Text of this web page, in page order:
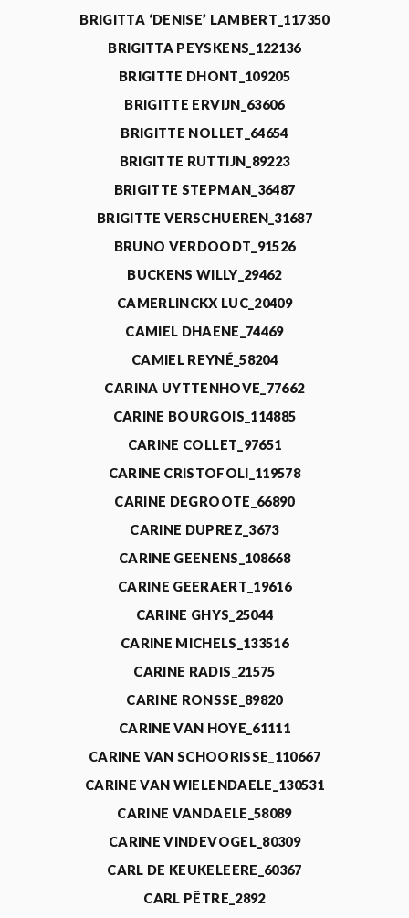
BRIGITTA ‘DENISE’ LAMBERT_117350
BRIGITTA PEYSKENS_122136
BRIGITTE DHONT_109205
BRIGITTE ERVIJN_63606
BRIGITTE NOLLET_64654
BRIGITTE RUTTIJN_89223
BRIGITTE STEPMAN_36487
BRIGITTE VERSCHUEREN_31687
BRUNO VERDOODT_91526
BUCKENS WILLY_29462
CAMERLINCKX LUC_20409
CAMIEL DHAENE_74469
CAMIEL REYNÉ_58204
CARINA UYTTENHOVE_77662
CARINE BOURGOIS_114885
CARINE COLLET_97651
CARINE CRISTOFOLI_119578
CARINE DEGROOTE_66890
CARINE DUPREZ_3673
CARINE GEENENS_108668
CARINE GEERAERT_19616
CARINE GHYS_25044
CARINE MICHELS_133516
CARINE RADIS_21575
CARINE RONSSE_89820
CARINE VAN HOYE_61111
CARINE VAN SCHOORISSE_110667
CARINE VAN WIELENDAELE_130531
CARINE VANDAELE_58089
CARINE VINDEVOGEL_80309
CARL DE KEUKELEERE_60367
CARL PÊTRE_2892